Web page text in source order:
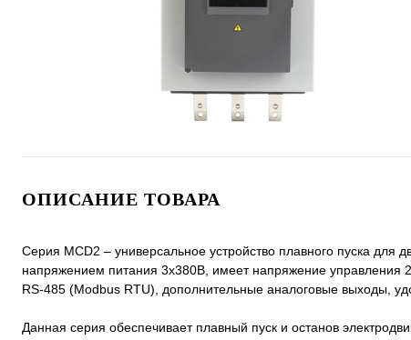
ОПИСАНИЕ ТОВАРА
Серия MCD2 – универсальное устройство плавного пуска для
напряжением питания 3х380В, имеет напряжение
RS-485 (Modbus RTU), дополнительные аналоговые выходы,
Данная серия обеспечивает плавный пуск и останов